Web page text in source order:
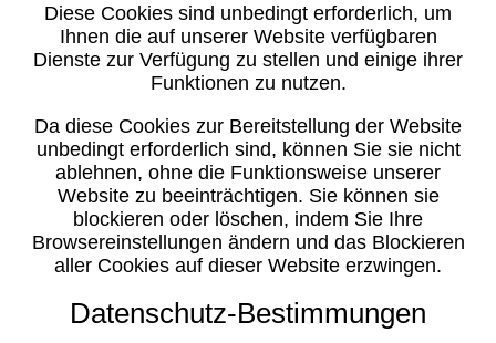
Diese Cookies sind unbedingt erforderlich, um
Ihnen die auf unserer Website verfügbaren
Dienste zur Verfügung zu stellen und einige ihrer
Funktionen zu nutzen.
Da diese Cookies zur Bereitstellung der Website
unbedingt erforderlich sind, können Sie sie nicht
ablehnen, ohne die Funktionsweise unserer
Website zu beeinträchtigen. Sie können sie
blockieren oder löschen, indem Sie Ihre
Browsereinstellungen ändern und das Blockieren
aller Cookies auf dieser Website erzwingen.
Datenschutz-Bestimmungen